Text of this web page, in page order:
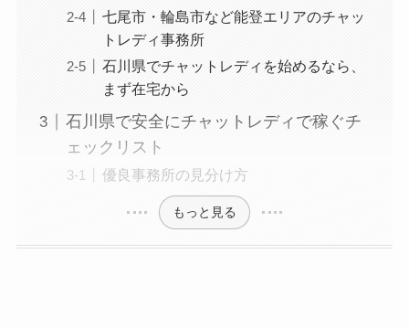
七尾市・輪島市など能登エリアのチャッ
トレディ事務所
石川県でチャットレディを始めるなら、
まず在宅から
石川県で安全にチャットレディで稼ぐチ
ェックリスト
優良事務所の見分け方
もっと見る